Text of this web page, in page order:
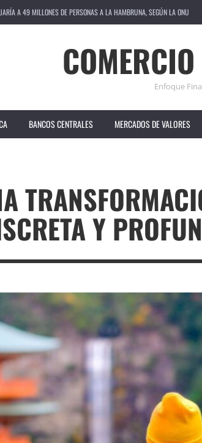
PREVÉ CAÍDA PRONUNCIADA EN SUS VENTAS ANUALES
EN ARGENTINA ACUSA A ESTADOS UNIDOS DE OBSTRUIR COOPERACIÓN
A 49 MILLONES DE PERSONAS A LA HAMBRUNA, SEGÚN LA ONU
Enfoque
BANCOS CENTRALES MERCADOS DE VALORES
Y